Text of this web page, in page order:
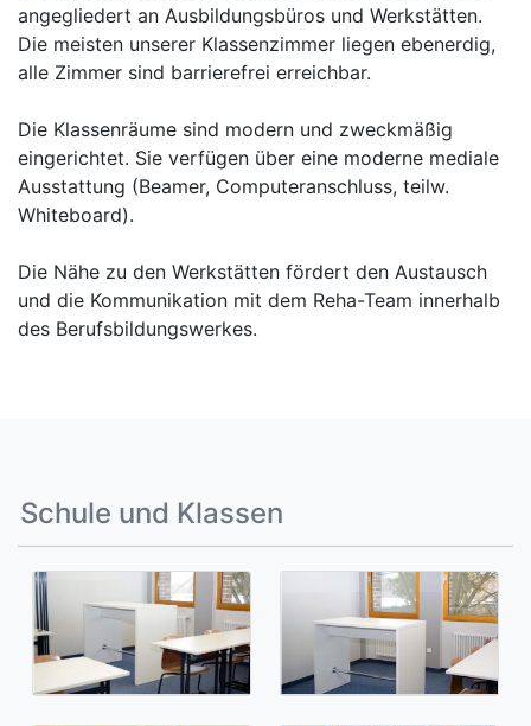
angegliedert an Ausbildungsbüros und Werkstätten.
Die meisten unserer Klassenzimmer liegen ebenerdig,
alle Zimmer sind barrierefrei erreichbar.
Die Klassenräume sind modern und zweckmäßig
eingerichtet. Sie verfügen über eine moderne mediale
Ausstattung (Beamer, Computeranschluss, teilw.
Whiteboard).
Die Nähe zu den Werkstätten fördert den Austausch
und die Kommunikation mit dem Reha-Team innerhalb
des Berufsbildungswerkes.
Schule und Klassen